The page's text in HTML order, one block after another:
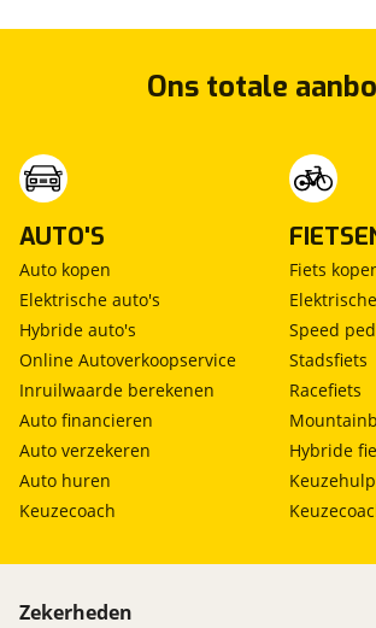
Ons totale
AUTO'S
Auto kopen
Elektrische auto's
Hybride auto's
Online Autoverkoopservice
Inruilwaarde berekenen
Auto financieren
Auto verzekeren
Auto huren
Keuzecoach
Fiets
Speed
Stadsfiets
Racefiets
Hybride
Zekerheden